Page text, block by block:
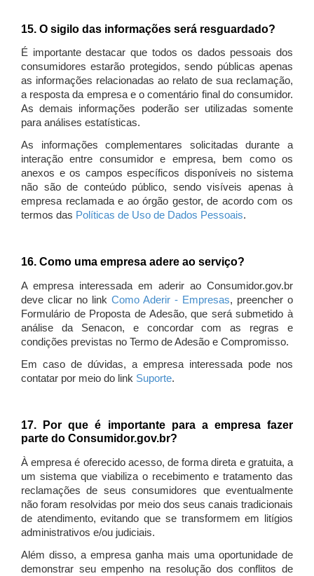
15. O sigilo das informações será resguardado?
É importante destacar que todos os dados pessoais dos
consumidores estarão protegidos, sendo públicas apenas
as informações relacionadas ao relato de sua reclamação,
a resposta da empresa e o comentário final do consumidor.
As demais informações poderão ser utilizadas somente
para análises estatísticas.
As informações complementares solicitadas durante a
interação entre consumidor e empresa, bem como os
anexos e os campos específicos disponíveis no sistema
não são de conteúdo público, sendo visíveis apenas à
empresa reclamada e ao órgão gestor, de acordo com os
termos das Políticas de Uso de Dados Pessoais.
16. Como uma empresa adere ao serviço?
A empresa interessada em aderir ao Consumidor.gov.br
deve clicar no link Como Aderir - Empresas, preencher o
Formulário de Proposta de Adesão, que será submetido à
análise da Senacon, e concordar com as regras e
condições previstas no Termo de Adesão e Compromisso.
Em caso de dúvidas, a empresa interessada pode nos
contatar por meio do link Suporte.
17. Por que é importante para a empresa fazer
parte do Consumidor.gov.br?
À empresa é oferecido acesso, de forma direta e gratuita, a
um sistema que viabiliza o recebimento e tratamento das
reclamações de seus consumidores que eventualmente
não foram resolvidas por meio dos seus canais tradicionais
de atendimento, evitando que se transformem em litígios
administrativos e/ou judiciais.
Além disso, a empresa ganha mais uma oportunidade de
demonstrar seu empenho na resolução dos conflitos de